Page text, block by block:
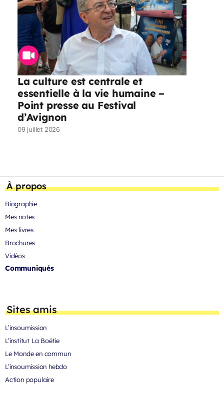
La culture est centrale et
essentielle à la vie humaine –
Point presse au Festival
d’Avignon
09 juillet 2026
À propos
Biographie
Mes notes
Mes livres
Brochures
Vidéos
Communiqués
Sites amis
L’insoumission
L’institut La Boétie
Le Monde en commun
L’insoumission hebdo
Action populaire